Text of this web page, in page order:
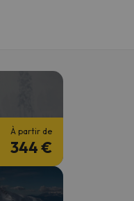
À partir de
344 €